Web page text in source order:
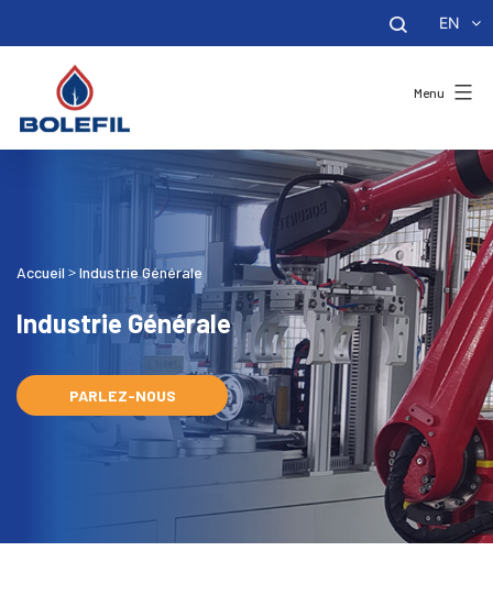
EN
Menu
Accueil >Industrie Générale
Industrie Générale
PARLEZ-NOUS